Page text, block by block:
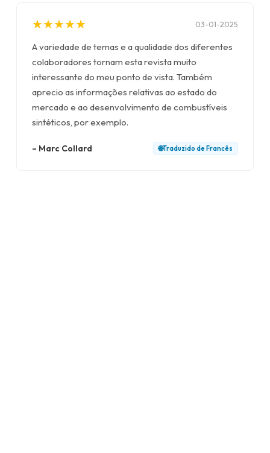
★
★★
★★
★★
★★
★ 03-01-2025
A variedade de temas e a qualidade dos diferentes
colaboradores tornam esta revista muito
interessante do meu ponto de vista. Também
aprecio as informações relativas ao estado do
mercado e ao desenvolvimento de combustíveis
sintéticos, por exemplo.
– Marc Collard 🌐Traduzido de Francês